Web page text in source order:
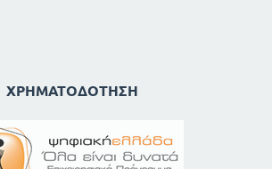
ΧΡΗΜΑΤΟΔΌΤΗΣΗ